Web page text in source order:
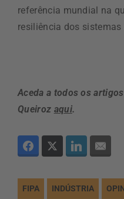
referência mundial na
resiliência dos
Aceda a todos os
Queiroz aqui.
FIPA INDÚSTRIA